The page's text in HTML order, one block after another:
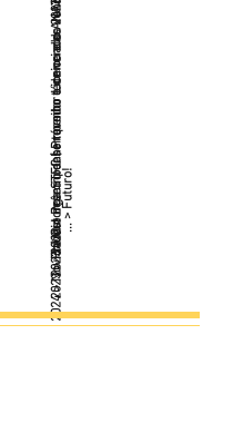
... > Futuro!
2022 > Prêmio desempenho técnico e de vendas 2022
2023 > Outorga STFC | Provedor Licenciado ANATEL
2023 > Prêmio
desempenho técnico e de vendas 2023
2024 > Novidades!